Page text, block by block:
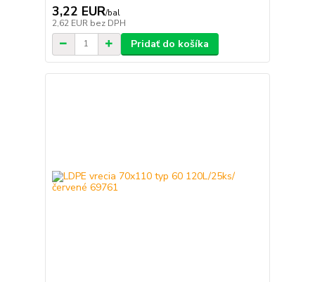
3,22 EUR/bal
2,62 EUR bez DPH
Pridať do košíka